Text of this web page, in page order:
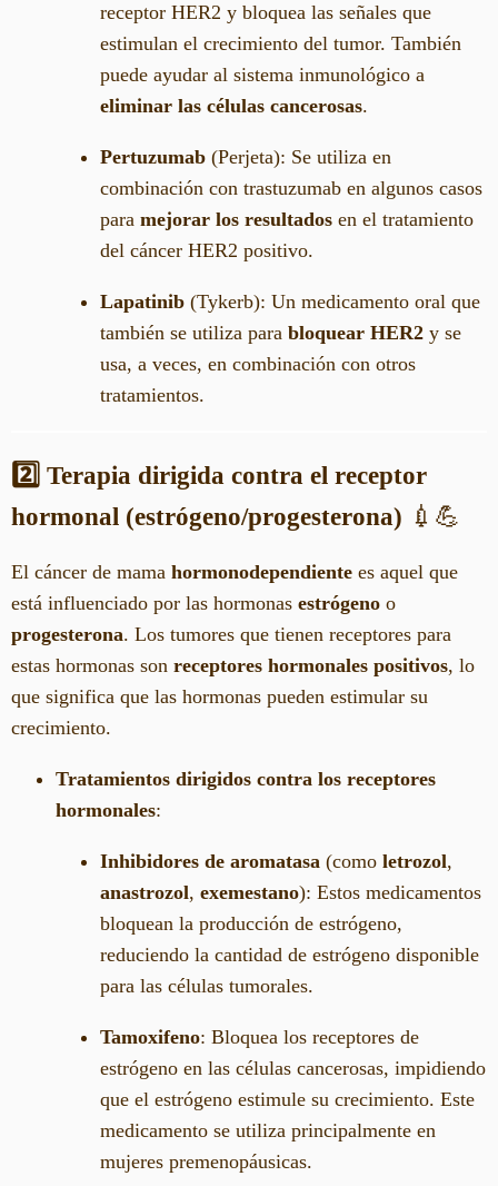
receptor HER2 y bloquea las señales que
estimulan el crecimiento del tumor. También
puede ayudar al sistema inmunológico a
eliminar las células cancerosas.
Pertuzumab (Perjeta): Se utiliza en
combinación con trastuzumab en algunos casos
para mejorar los resultados en el tratamiento
del cáncer HER2 positivo.
Lapatinib (Tykerb): Un medicamento oral que
también se utiliza para bloquear HER2 y se
usa, a veces, en combinación con otros
tratamientos.
2️⃣ Terapia dirigida contra el receptor
hormonal (estrógeno/progesterona) 💉💪
El cáncer de mama hormonodependiente es aquel que
está influenciado por las hormonas estrógeno o
progesterona. Los tumores que tienen receptores para
estas hormonas son receptores hormonales positivos, lo
que significa que las hormonas pueden estimular su
crecimiento.
Tratamientos dirigidos contra los receptores
hormonales:
Inhibidores de aromatasa (como letrozol,
anastrozol, exemestano): Estos medicamentos
bloquean la producción de estrógeno,
reduciendo la cantidad de estrógeno disponible
para las células tumorales.
Tamoxifeno: Bloquea los receptores de
estrógeno en las células cancerosas, impidiendo
que el estrógeno estimule su crecimiento. Este
medicamento se utiliza principalmente en
mujeres premenopáusicas.